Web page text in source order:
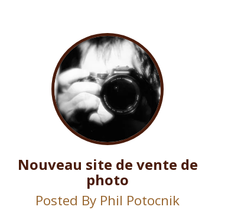
Nouveau site de vente de
photo
Posted By Phil Potocnik